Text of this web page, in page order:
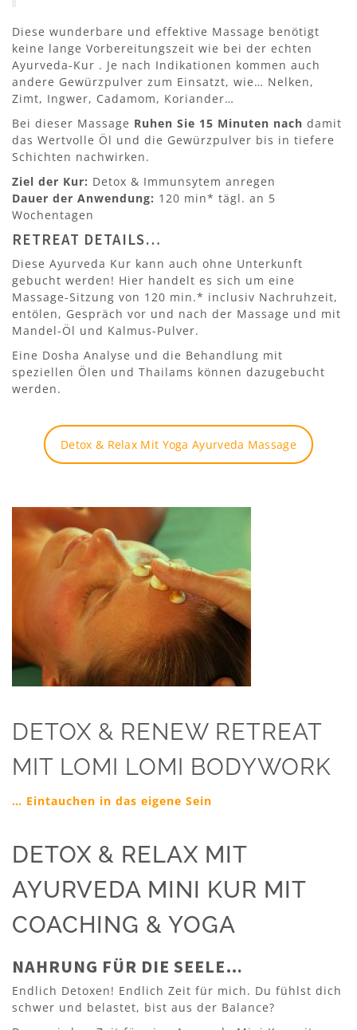
Diese wunderbare und effektive Massage benötigt
keine lange Vorbereitungszeit wie bei der echten
Ayurveda-Kur . Je nach Indikationen kommen auch
andere Gewürzpulver zum Einsatzt, wie… Nelken,
Zimt, Ingwer, Cadamom, Koriander…
Bei dieser Massage Ruhen Sie 15 Minuten nach damit
das Wertvolle Öl und die Gewürzpulver bis in tiefere
Schichten nachwirken.
Ziel der Kur: Detox & Immunsytem anregen
Dauer der Anwendung: 120 min* tägl. an 5
Wochentagen
RETREAT DETAILS…
Diese Ayurveda Kur kann auch ohne Unterkunft
gebucht werden! Hier handelt es sich um eine
Massage-Sitzung von 120 min.* inclusiv Nachruhzeit,
entölen, Gespräch vor und nach der Massage und mit
Mandel-Öl und Kalmus-Pulver.
Eine Dosha Analyse und die Behandlung mit
speziellen Ölen und Thailams können dazugebucht
werden.
Detox & Relax Mit Yoga Ayurveda Massage
DETOX & RENEW RETREAT
MIT LOMI LOMI BODYWORK
… Eintauchen in das eigene Sein
DETOX & RELAX MIT
AYURVEDA MINI KUR MIT
COACHING & YOGA
NAHRUNG FÜR DIE SEELE…
Endlich Detoxen! Endlich Zeit für mich. Du fühlst dich
schwer und belastet, bist aus der Balance?